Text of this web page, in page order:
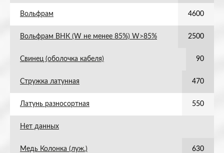
Вольфрам 4600
Вольфрам ВНК (W не менее 85%) W>85% 2500
Свинец (оболочка кабеля) 90
Стружка латунная 470
Латунь разносортная 550
Нет данных
Медь Колонка (луж.) 630